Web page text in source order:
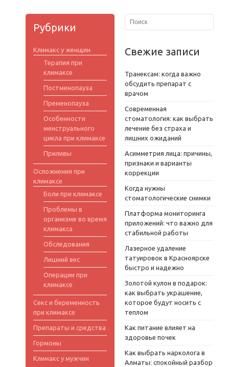
Рубрики
Климакс у женщин
Терапия при
климаксе
Постменопауза
Пременопауза
Особенности
менструального
цикла при климаксе
Приливы
Осложнения при
климаксе
Боли при климаксе
Проблемы в
организме во время
климакса
Обследования
Лишний вес
Операции при
климаксе
Секс и беременность
при климаксе
Препараты и средства
Гормоны
Климакс у мужчин
Свежие записи
Транексам: когда важно
обсудить препарат с
врачом
Современная
стоматология: как выбрать
лечение без страха и
лишних ожиданий
Асимметрия лица: причины,
признаки и варианты
коррекции
Когда нужны
стоматологические снимки
Платформа мониторинга
приложений: что важно для
стабильной работы
Лазерное удаление
татуировок в Красноярске
быстро и надежно
Золотой кулон в подарок:
как выбрать украшение,
которое будут носить с
теплом
Как питание влияет на
здоровье почек
Как выбрать нарколога в
Алматы: спокойный разбор